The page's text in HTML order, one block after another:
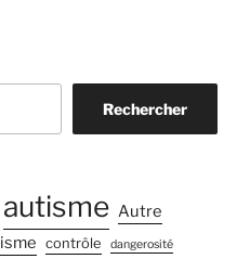
Rechercher
autisme Autre
contrôle dangerosité